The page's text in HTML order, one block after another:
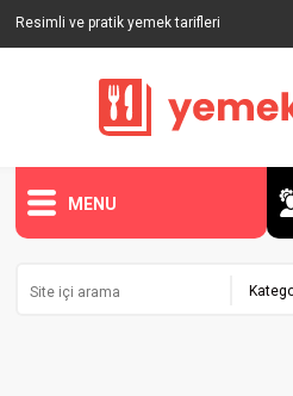
Resimli ve pratik yemek tarifleri
MENU